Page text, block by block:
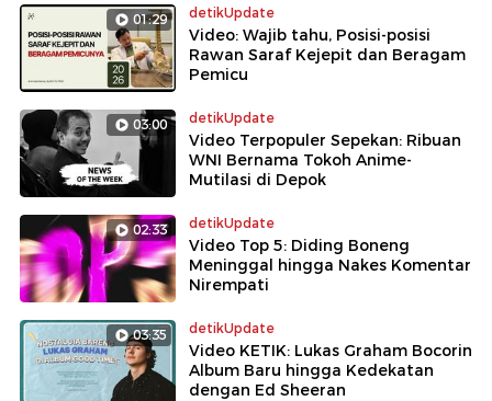
01:29 detikUpdate
Video: Wajib tahu, Posisi-posisi
Rawan Saraf Kejepit dan Beragam
Pemicu
03:00 detikUpdate
Video Terpopuler Sepekan: Ribuan
WNI Bernama Tokoh Anime-
Mutilasi di Depok
02:33 detikUpdate
Video Top 5: Diding Boneng
Meninggal hingga Nakes Komentar
Nirempati
03:35 detikUpdate
Video KETIK: Lukas Graham Bocorin
Album Baru hingga Kedekatan
dengan Ed Sheeran